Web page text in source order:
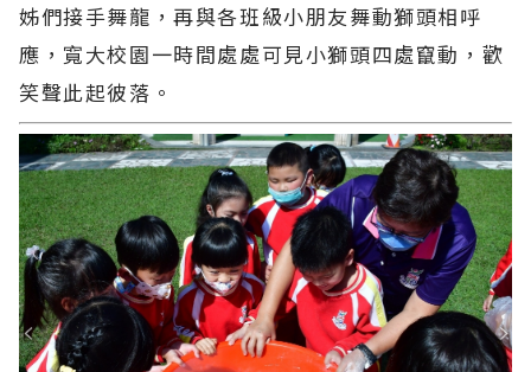
姊們接手舞龍，再與各班級小朋友舞動獅頭相呼
應，寬大校園一時間處處可見小獅頭四處竄動，歡
笑聲此起彼落。